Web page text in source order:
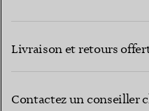
Livraison et retours
Contactez un conseiller